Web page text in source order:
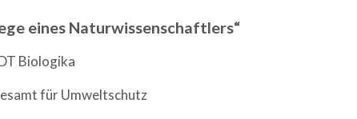
eines Naturwissenschaftlers“
Biologika
für Umweltschutz